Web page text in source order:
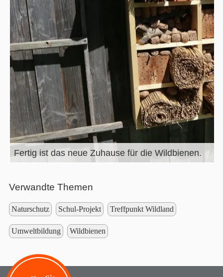
Fertig ist das neue Zuhause für die Wildbienen.
Verwandte Themen
Naturschutz Schul-Projekt Treffpunkt Wildland
Umweltbildung Wildbienen